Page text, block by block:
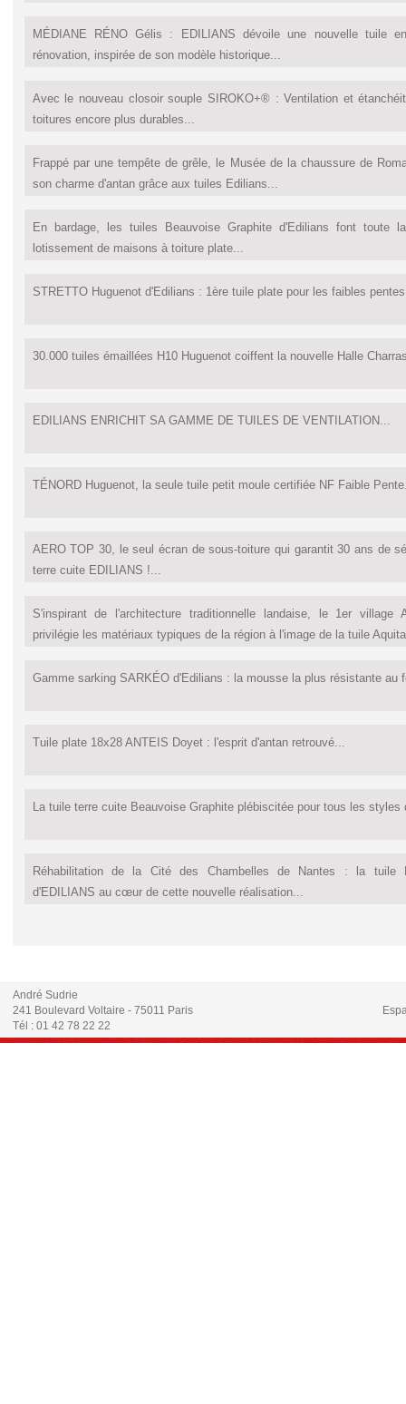
MÉDIANE RÉNO Gélis : EDILIANS dévoile une nouvelle tuile
rénovation, inspirée de son modèle historique...
Avec le nouveau closoir souple SIROKO+® : Ventilation et
toitures encore plus durables...
Frappé par une tempête de grêle, le Musée de la chaussure de
son charme d'antan grâce aux tuiles Edilians...
En bardage, les tuiles Beauvoise Graphite d'Edilians font toute
lotissement de maisons à toiture plate...
STRETTO Huguenot d'Edilians : 1ère tuile plate pour les faibles
30.000 tuiles émaillées H10 Huguenot coiffent la nouvelle Halle
EDILIANS ENRICHIT SA GAMME DE TUILES DE VENTILATION...
TÉNORD Huguenot, la seule tuile petit moule certifiée NF Faible
AERO TOP 30, le seul écran de sous-toiture qui garantit 30 ans de
terre cuite EDILIANS !...
S'inspirant de l'architecture traditionnelle landaise, le 1er village
privilégie les matériaux typiques de la région à l'image de la tuile
Gamme sarking SARKÉO d'Edilians : la mousse la plus résistante au
Tuile plate 18x28 ANTEIS Doyet : l'esprit d'antan retrouvé...
La tuile terre cuite Beauvoise Graphite plébiscitée pour tous les styles
Réhabilitation de la Cité des Chambelles de Nantes : la tuile
d'EDILIANS au cœur de cette nouvelle réalisation...
André Sudrie
241 Boulevard Voltaire - 75011 Paris
Tél : 01 42 78 22 22